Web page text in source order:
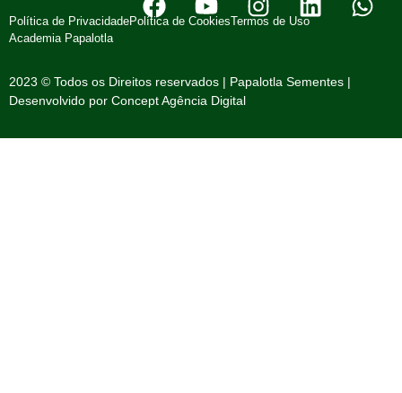
Política de PrivacidadePolítica de CookiesTermos de Uso
Academia Papalotla
2023 © Todos os Direitos reservados | Papalotla Sementes |
Desenvolvido por Concept Agência Digital